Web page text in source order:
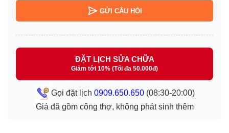
GỬI CÂU HỎI
ĐẶT LỊCH SỬA CHỮA
Giảm tới 10% (Tối đa 50.000đ)
Gọi đặt lịch 0909.650.650(08:30-20:00)
Giá đã gồm công thợ, không phát sinh thêm